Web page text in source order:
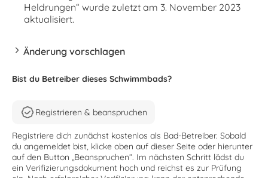
Heldrungen“ wurde zuletzt am 3. November 2023
aktualisiert.
Änderung vorschlagen
Bist du Betreiber dieses Schwimmbads?
Registrieren & beanspruchen
Registriere dich zunächst kostenlos als Bad-Betreiber. Sobald
du angemeldet bist, klicke oben auf dieser Seite oder hierunter
auf den Button „Beanspruchen“. Im nächsten Schritt lädst du
ein Verifizierungsdokument hoch und reichst es zur Prüfung